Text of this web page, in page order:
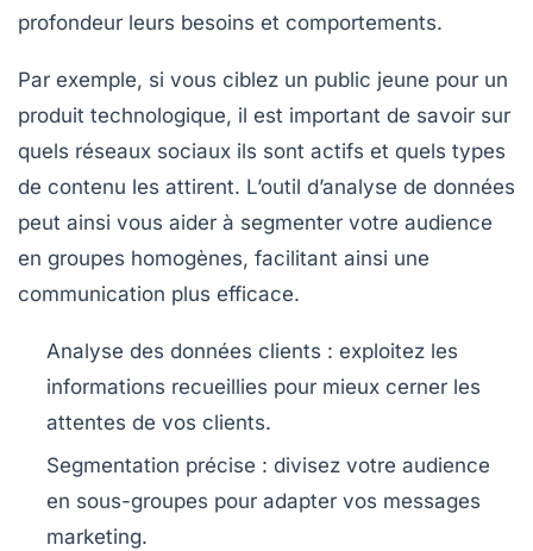
profondeur leurs besoins et comportements.
Par exemple, si vous ciblez un public jeune pour un
produit technologique, il est important de savoir sur
quels réseaux sociaux ils sont actifs et quels types
de contenu les attirent. L’outil d’analyse de données
peut ainsi vous aider à segmenter votre audience
en groupes homogènes, facilitant ainsi une
communication plus efficace.
Analyse des données clients : exploitez les
informations recueillies pour mieux cerner les
attentes de vos clients.
Segmentation précise : divisez votre audience
en sous-groupes pour adapter vos messages
marketing.